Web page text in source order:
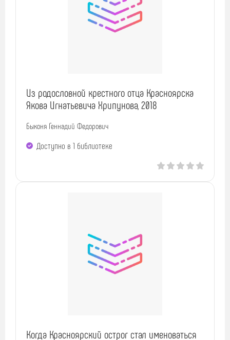
Из родословной крестного отца Красноярска
Якова Игнатьевича Хрипунова, 2018
Быконя Геннадий Федорович
Доступно в 1 библиотекe
Когда Красноярский острог стал именоваться